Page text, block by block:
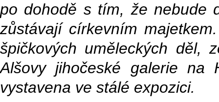
po dohodě s tím, že nebude
zůstávají církevním
špičkových uměleckých děl,
Alšovy jihočeské galerie
vystavena ve stálé expozici.